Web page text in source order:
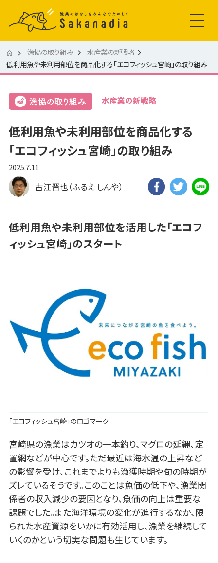
漁協の取り組み
水産業の新戦略
低利用魚や未利用部位を商品化する「エコフィッシュ宮崎」の取り組み
水産業の新戦略
低利用魚や未利用部位を商品化する
「エコフィッシュ宮崎」の取り組み
2025.7.11
古江晋也（ふるえ しんや）
低利用魚や未利用部位を活用した「エコフ
ィッシュ宮崎」のスタート
「エコフィッシュ宮崎」のロゴマーク
宮崎県の漁業はカツオの一本釣り、マグロの延縄、定
置網などが中心です。ただ最近は海水温の上昇など
の影響を受け、これまでよりも漁獲時期や旬の時期が
ズレているそうです。このことは魚価の低下や、漁業関
係者の収入減少の要因となり、魚価の向上は重要な
課題でした。また海洋環境の変化が進行するなか、限
られた水産資源をいかに有効活用し、漁業を継続して
いくのかという切実な問題も生じています。